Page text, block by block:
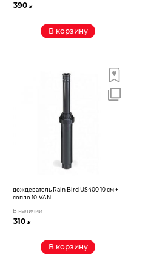
390₽
В корзину
дождеватель Rain Bird US400 10 см +
сопло 10-VAN
В наличии
310₽
В корзину